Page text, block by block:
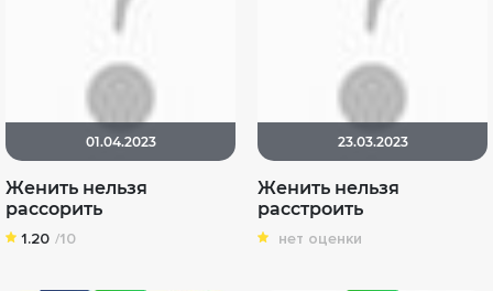
01.04.2023
Женить нельзя
рассорить
1.20 /10
23.03.2023
Женить нельзя
расстроить
нет оценки